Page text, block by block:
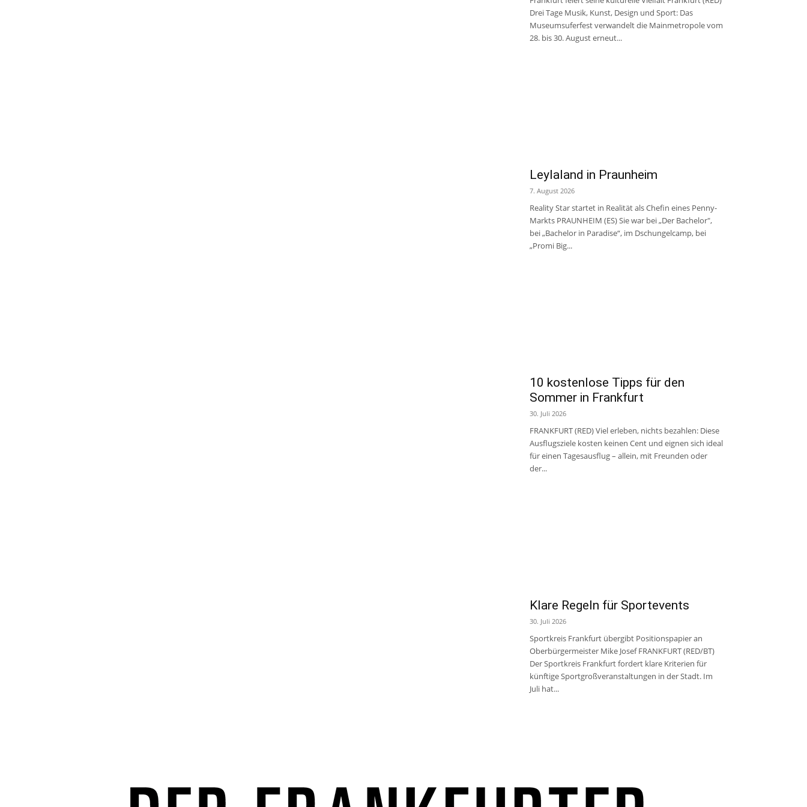
Drei Tage Musik, Kunst, Design und Sport: Das
Museumsuferfest verwandelt die Mainmetropole vom
28. bis 30. August erneut...
Leylaland in Praunheim
7. August 2026
Reality Star startet in Realität als Chefin eines Penny-
Markts PRAUNHEIM (ES) Sie war bei „Der Bachelor",
bei „Bachelor in Paradise“, im Dschungelcamp, bei
„Promi Big...
10 kostenlose Tipps für den
Sommer in Frankfurt
30. Juli 2026
FRANKFURT (RED) Viel erleben, nichts bezahlen: Diese
Ausflugsziele kosten keinen Cent und eignen sich ideal
für einen Tagesausflug – allein, mit Freunden oder
der...
Klare Regeln für Sportevents
30. Juli 2026
Sportkreis Frankfurt übergibt Positionspapier an
Oberbürgermeister Mike Josef FRANKFURT (RED/BT)
Der Sportkreis Frankfurt fordert klare Kriterien für
künftige Sportgroßveranstaltungen in der Stadt. Im
Juli hat...